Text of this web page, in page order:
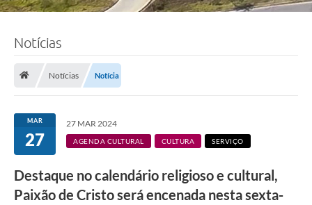
Notícias
Notícias Notícia
MAR
27
27 MAR 2024
AGENDA CULTURAL CULTURA SERVIÇO
Destaque no calendário religioso e cultural,
Paixão de Cristo será encenada nesta sexta-
o
:
r
i
s